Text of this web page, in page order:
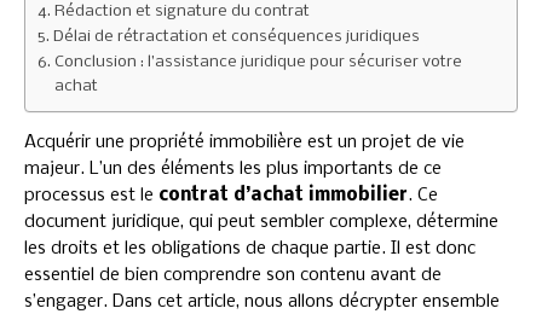
Rédaction et signature du contrat
Délai de rétractation et conséquences juridiques
Conclusion : l’assistance juridique pour sécuriser votre
achat
Acquérir une propriété immobilière est un projet de vie
majeur. L’un des éléments les plus importants de ce
processus est le contrat d’achat immobilier. Ce
document juridique, qui peut sembler complexe, détermine
les droits et les obligations de chaque partie. Il est donc
essentiel de bien comprendre son contenu avant de
s’engager. Dans cet article, nous allons décrypter ensemble